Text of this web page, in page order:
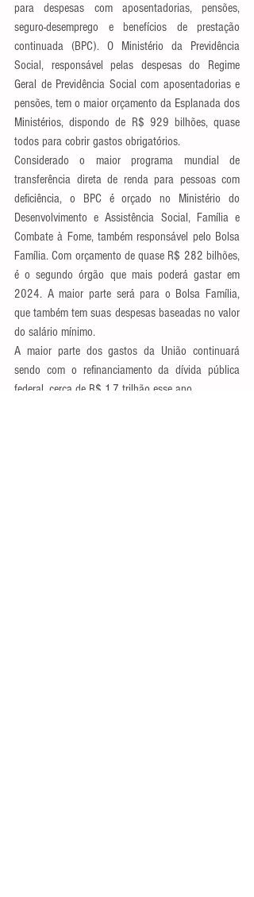
para despesas com aposentadorias, pensões,
seguro-desemprego e benefícios de prestação
continuada (BPC). O Ministério da Previdência
Social, responsável pelas despesas do Regime
Geral de Previdência Social com aposentadorias e
pensões, tem o maior orçamento da Esplanada dos
Ministérios, dispondo de R$ 929 bilhões, quase
todos para cobrir gastos obrigatórios.
Considerado o maior programa mundial de
transferência direta de renda para pessoas com
deficiência, o BPC é orçado no Ministério do
Desenvolvimento e Assistência Social, Família e
Combate à Fome, também responsável pelo Bolsa
Família. Com orçamento de quase R$ 282 bilhões,
é o segundo órgão que mais poderá gastar em
2024. A maior parte será para o Bolsa Família,
que também tem suas despesas baseadas no valor
do salário mínimo.
A maior parte dos gastos da União continuará
sendo com o refinanciamento da dívida pública
federal, cerca de R$ 1,7 trilhão esse ano.